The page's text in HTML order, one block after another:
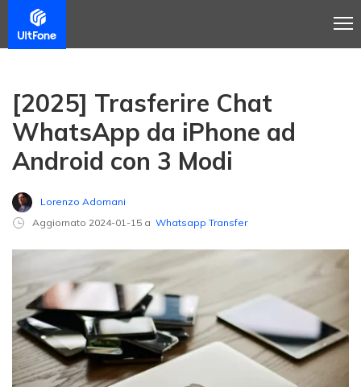
[2025] Trasferire Chat
WhatsApp da iPhone ad
Android con 3 Modi
Lorenzo Adomani
Aggiornato 2024-01-15 a Whatsapp Transfer